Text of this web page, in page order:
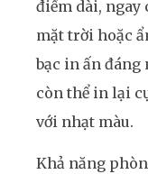
điểm dài, ngay
mặt trời hoặc
bạc in ấn đáng
còn thể in lại
với nhạt màu.
Khả năng